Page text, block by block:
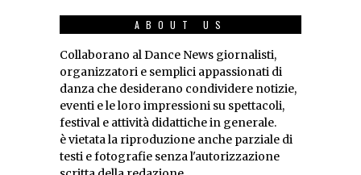
ABOUT US
Collaborano al Dance News giornalisti,
organizzatori e semplici appassionati di
danza che desiderano condividere notizie,
eventi e le loro impressioni su spettacoli,
festival e attività didattiche in generale.
è vietata la riproduzione anche parziale di
testi e fotografie senza l'autorizzazione